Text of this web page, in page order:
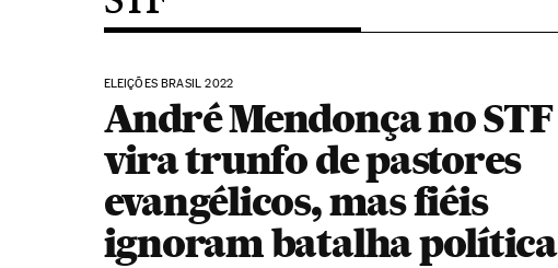
ELEIÇÕES BRASIL 2022
André Mendonça no STF
vira trunfo de pastores
evangélicos, mas fiéis
ignoram batalha política